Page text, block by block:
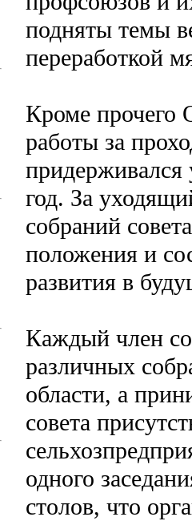
подняты темы
переработкой
Кроме прочего
работы за
придерживался
год. За
собраний
положения и
развития в
Каждый член
различных
области, а
совета
одного
столов, что